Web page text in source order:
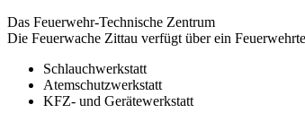
Das Feuerwehr-Technische Zentrum
Die Feuerwache Zittau verfügt über ein
Schlauchwerkstatt
Atemschutzwerkstatt
KFZ- und Gerätewerkstatt